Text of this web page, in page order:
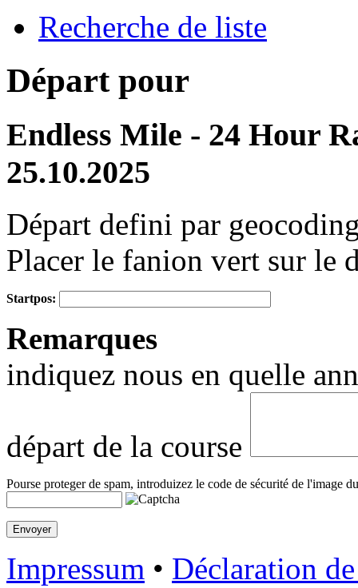
Recherche de liste
Départ pour
Endless Mile - 24 Hour
25.10.2025
Départ defini par
Placer le fanion vert sur le
−
Startpos:
Remarques
indiquez nous en quelle
départ de la course
Pourse proteger de spam, introduizez le code de sécurité de l'image
Impressum • Déclaration